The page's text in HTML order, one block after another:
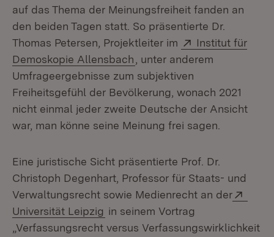
auf das Thema der Meinungsfreiheit fanden an
den beiden Tagen statt. So präsentierte Dr.
Thomas Petersen, Projektleiter im
Extern:
Institut für
Demoskopie Allensbach (Öffnet in neuem Fenster)
, unter anderem
Umfrageergebnisse zum subjektiven
Freiheitsgefühl der Bevölkerung, wonach 2021
nicht einmal jeder zweite Deutsche der Ansicht
war, man könne seine Meinung frei sagen.
Eine juristische Sicht präsentierte Prof. Dr.
Christoph Degenhart, Professor für Staats- und
Verwaltungsrecht sowie Medienrecht an der
Universität Leipzig (Öffnet in neuem Fenster)
in seinem Vortrag
„Verfassungsrecht versus Verfassungswirklichkeit